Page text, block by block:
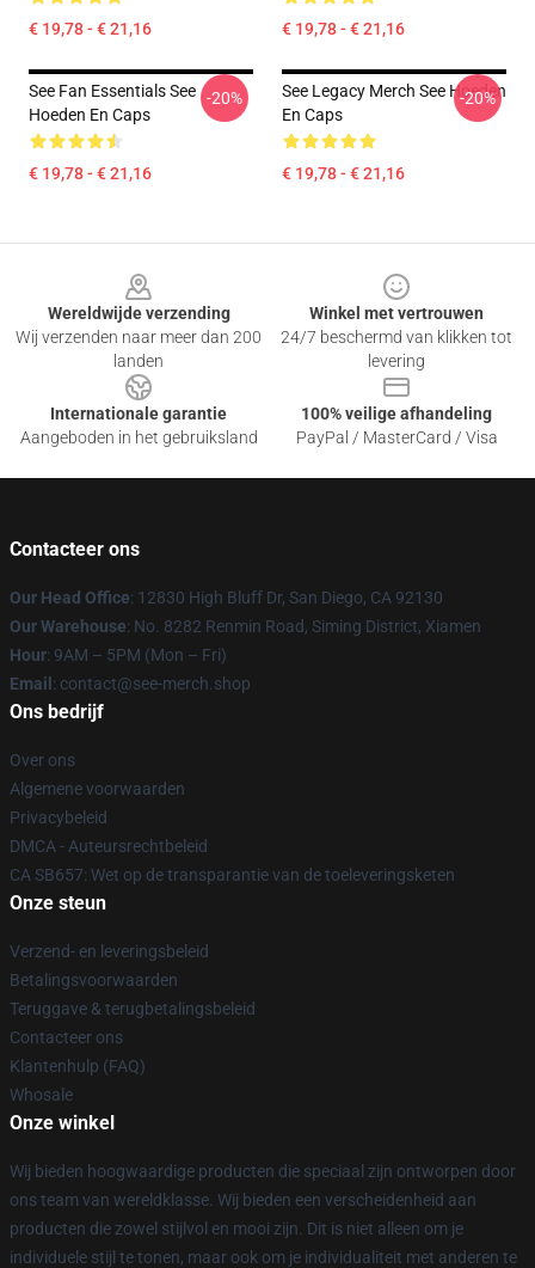
€ 19,78 - € 21,16 € 19,78 - € 21,16
See Fan Essentials See
Hoeden En Caps
€ 19,78 - € 21,16
-20%
See Legacy Merch See Hoeden
En Caps
€ 19,78 - € 21,16
-20%
Wereldwijde verzending
Wij verzenden naar meer dan 200
landen
Winkel met vertrouwen
24/7 beschermd van klikken tot
levering
Internationale garantie
Aangeboden in het gebruiksland
100% veilige afhandeling
PayPal / MasterCard / Visa
Contacteer ons
Our Head Office: 12830 High Bluff Dr, San Diego, CA 92130
Our Warehouse: No. 8282 Renmin Road, Siming District, Xiamen
Hour: 9AM – 5PM (Mon – Fri)
Email : contact@see-merch.shop
Ons bedrijf
Over ons
Algemene voorwaarden
Privacybeleid
DMCA - Auteursrechtbeleid
CA SB657: Wet op de transparantie van de toeleveringsketen
Onze steun
Verzend- en leveringsbeleid
Betalingsvoorwaarden
Teruggave & terugbetalingsbeleid
Contacteer ons
Klantenhulp (FAQ)
Whosale
Onze winkel
Wij bieden hoogwaardige producten die speciaal zijn ontworpen door
ons team van wereldklasse. Wij bieden een verscheidenheid aan
producten die zowel stijlvol en mooi zijn. Dit is niet alleen om je
individuele stijl te tonen, maar ook om je individualiteit met anderen te